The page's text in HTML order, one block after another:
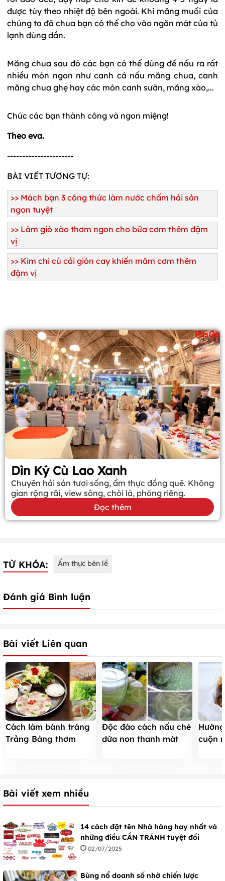
được tùy theo nhiệt độ bên ngoài. Khi măng muối của
chúng ta đã chua bạn có thể cho vào ngăn mát của tủ
lạnh dùng dần.
Măng chua sau đó các bạn có thể dùng để nấu ra rất
nhiều món ngon như canh cá nấu măng chua, canh
măng chua ghẹ hay các món canh sườn, măng xào,...
Chúc các bạn thành công và ngon miệng!
Theo eva.
----------------------
BÀI VIẾT TƯƠNG TỰ:
>> Mách bạn 3 công thức làm nước chấm hải sản
ngon tuyệt
>> Làm giò xào thơm ngon cho bữa cơm thêm đậm
vị
>> Kim chi củ cải giòn cay khiến mâm cơm thêm
đậm vị
Dìn Ký Cù Lao Xanh
Chuyên hải sản tươi sống, ẩm thực đồng quê. Không
gian rộng rãi, view sông, chòi lá, phòng riêng.
Đọc thêm
TỪ KHÓA: Ẩm thực bên lề
Đánh giá Bình luận
Bài viết Liên quan
Cách làm bánh tráng
Trảng Bàng thơm
Độc đáo cách nấu chè
dừa non thanh mát
cuộn
Bài viết xem nhiều
14 cách đặt tên Nhà hàng hay nhất và
những điều CẦN TRÁNH tuyệt đối
02/07/2025
Bùng nổ doanh số nhờ chiến lược